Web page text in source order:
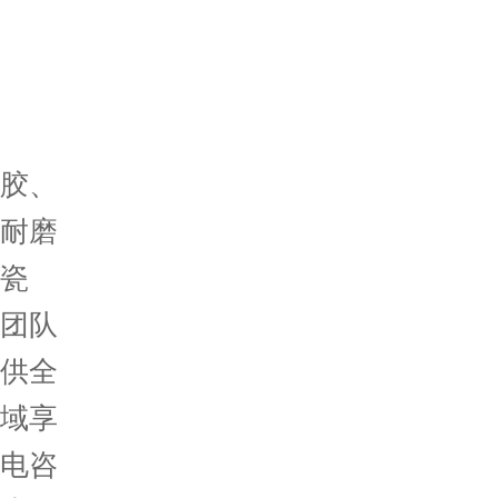
、
磨
队
全
享
咨